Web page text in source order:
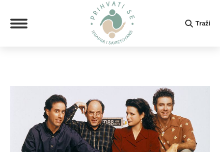
Search:
Traži